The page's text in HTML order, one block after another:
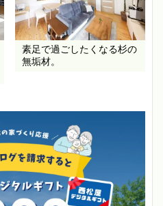
素足で過ごしたくなる杉の
無垢材。